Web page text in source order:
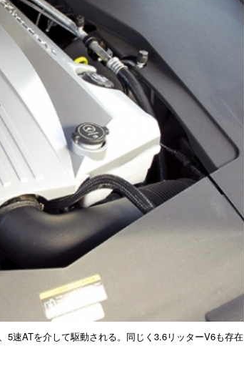
5速ATを介して駆動される。同じく3.6リッターV6も存在